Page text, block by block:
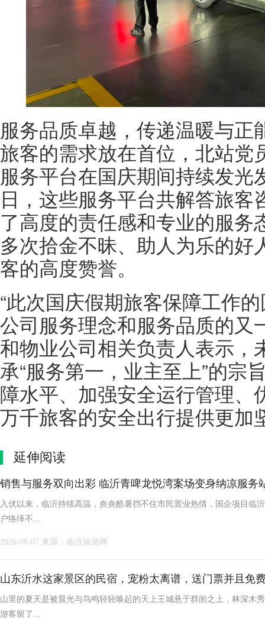
服务品质卓越，传递温暖与正
旅客的需求放在首位，北站党
服务平台在国庆期间持续发光
日，这些服务平台共解答旅客
了高度的责任感和专业的服务
多次拾金不昧、助人为乐的好
客的高度赞誉。
“此次国庆假期旅客保障工作
公司服务理念和服务品质的又
和物业公司相关负责人表示，
承“服务第一，业主至上”的宗
障水平、加强安全运行管理、
万千旅客的安全出行提供更加
延伸阅读
销售与服务双向出彩 临沂青啤龙悦湾案场变身纳凉服务
入伏以来，临沂持续高温，炎炎酷暑挡不住市民置业热情，国企项目临
户络绎不...
2026-08-07 来源：临沂旅游网
山东沂水这家景区的民宿，宠粉太离谱，送门票并且免
山里的夏天是被晨光与鸟鸣轻轻唤起的天上王城悬于群崮之上，林深木
游客留了...